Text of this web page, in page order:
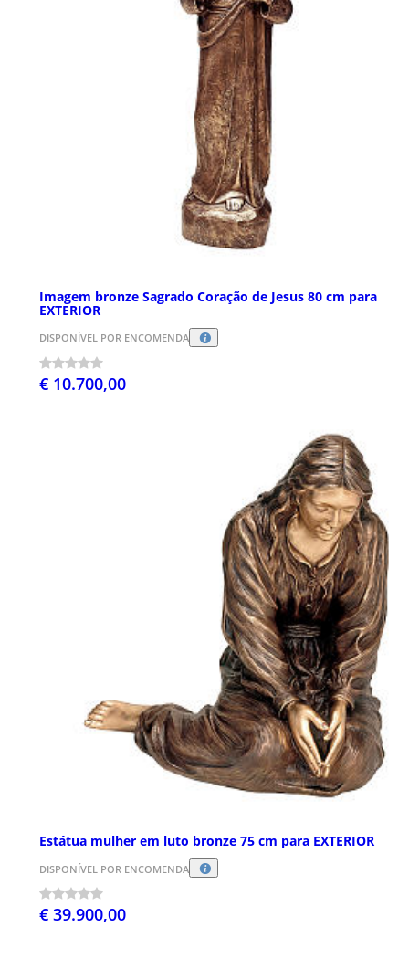
Imagem bronze Sagrado Coração de Jesus 80 cm para
EXTERIOR
DISPONÍVEL POR ENCOMENDA
€ 10.700,00
Estátua mulher em luto bronze 75 cm para EXTERIOR
DISPONÍVEL POR ENCOMENDA
€ 39.900,00